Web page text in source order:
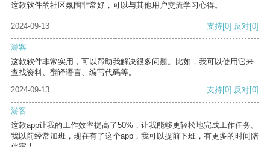
这款软件的社区氛围非常好，可以与其他用户交流学习心得。
2024-09-13 支持[0] 反对[0]
游客
这款软件非常实用，可以帮助我解决很多问题。比如，我可以使用它来
查找资料、翻译语言、编写代码等。
2024-09-13
支持[0] 反对[0]
游客
这款app让我的工作效率提高了50%，让我能够更轻松地完成工作任务。
我以前经常加班，现在有了这个app，我可以提前下班，有更多的时间陪